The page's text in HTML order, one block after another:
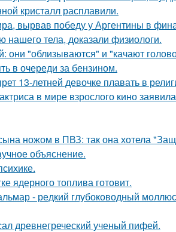
кристалл расплавили.
вырвав победу у Аргентины в
тела, доказали физиологи.
"облизываются" и "качают
в очереди за бензином.
13-летней девочке плавать в
в мире взрослого кино
ножом в ПВЗ: так она хотела
объяснение.
ядерного топлива готовит.
- редкий глубоководный
древнегреческий ученый пифей.